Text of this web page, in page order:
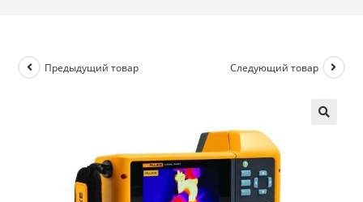
Предыдущий товар Следующий товар